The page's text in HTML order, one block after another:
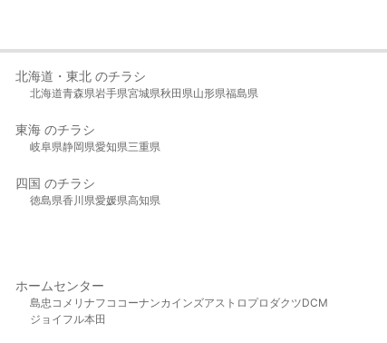
北海道・東北 のチラシ
北海道青森県岩手県宮城県秋田県山形県福島県
東海 のチラシ
岐阜県静岡県愛知県三重県
四国 のチラシ
徳島県香川県愛媛県高知県
ホームセンター
島忠 コメリ ナフコ コーナンカインズアストロプロダクツDCM
ジョイフル本田